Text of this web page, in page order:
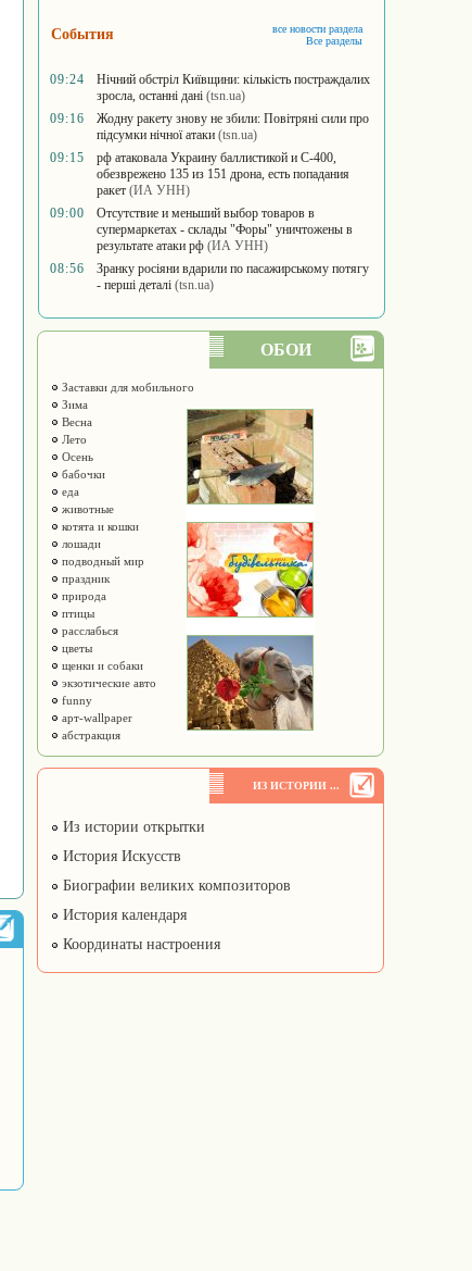
События
все новости раздела
Все разделы
09:24
Нічний обстріл Київщини: кількість постраждалих
зросла, останні дані (tsn.ua)
09:16
Жодну ракету знову не збили: Повітряні сили про
підсумки нічної атаки (tsn.ua)
09:15
рф атаковала Украину баллистикой и С-400,
обезврежено 135 из 151 дрона, есть попадания
ракет (ИА УНН)
09:00
Отсутствие и меньший выбор товаров в
супермаркетах - склады "Форы" уничтожены в
результате атаки рф (ИА УНН)
08:56
Зранку росіяни вдарили по пасажирському потягу
- перші деталі (tsn.ua)
ОБОИ
Заставки для мобильного
Зима
Весна
Лето
Осень
бабочки
еда
животные
котята и кошки
лошади
подводный мир
праздник
природа
птицы
расслабься
цветы
щенки и собаки
экзотические авто
funny
арт-wallpaper
абстракция
ИЗ ИСТОРИИ ...
Из истории открытки
История Искусств
Биографии великих композиторов
История календаря
Координаты настроения